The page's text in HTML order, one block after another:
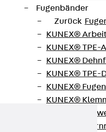
Fugenbänder
Zurück
KUNEX®
KUNEX®
KUNEX®
KUNEX®
KUNEX®
KUNEX®
KUNEX®
KUNEX®